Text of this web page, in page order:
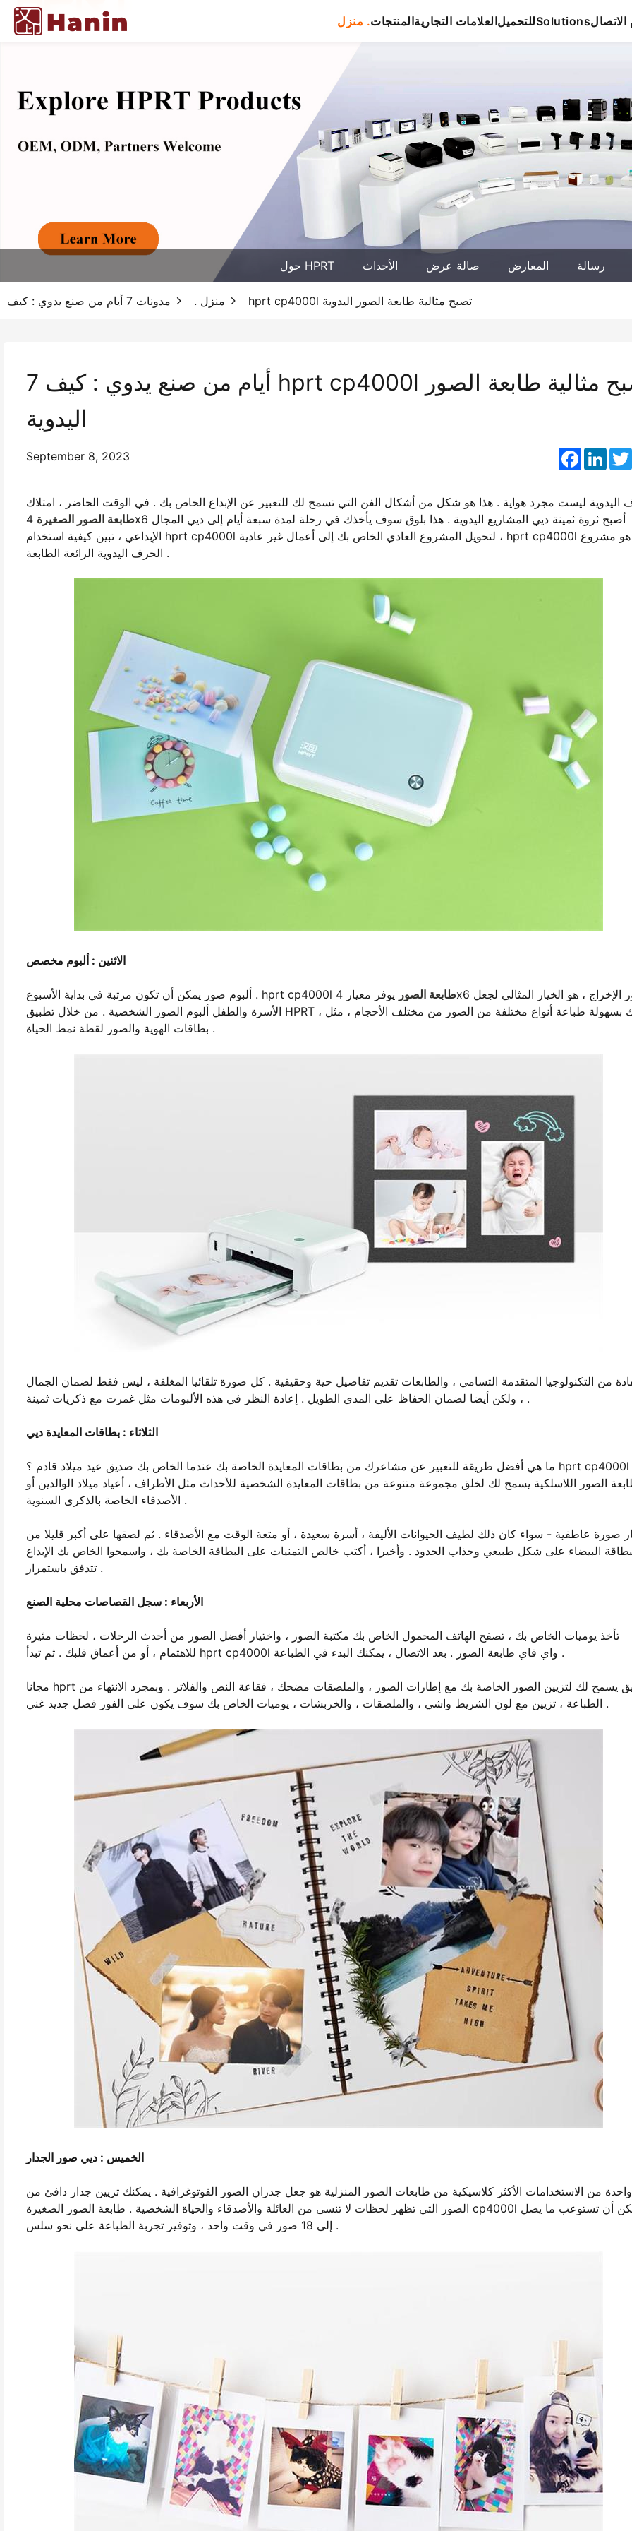
منزل .المنتجاتالعلامات التجاريةللتحميلSolutions
حول HPRT الأحداث صالة عرض المعارض رسالة
منزل . مدونات 7 أيام من صنع يدوي : كيف hprt cp4000l تصبح مثالية طابعة الصور اليدوية
7 أيام من صنع يدوي : كيف hprt cp4000l تصبح مثالية طابعة الصور
اليدوية
September 8, 2023 Facebook
اليدوية ليست مجرد هواية . هذا هو شكل من أشكال الفن التي تسمح لك للتعبير عن الإبداع الخاص بك . في الوقت الحاضر ، امتلاك
طابعة الصور الصغيرة 4x6 أصبح ثروة ثمينة ديي المشاريع اليدوية . هذا بلوق سوف يأخذك في رحلة لمدة سبعة أيام إلى ديي المجال
الإبداعي ، تبين كيفية استخدام hprt cp4000l لتحويل المشروع العادي الخاص بك إلى أعمال غير عادية ، hprt cp4000l هو مشروع
الحرف اليدوية الرائعة الطابعة .
الاثنين : ألبوم مخصص
ألبوم صور يمكن أن تكون مرتبة في بداية الأسبوع . hprt cp4000l طابعة الصور
يوفر معيار 4x6 صور الإخراج ، هو الخيار المثالي لجعل
الأسرة والطفل ألبوم الصور الشخصية . من خلال تطبيق HPRT ، يمكنك بسهولة طباعة أنواع مختلفة من الصور من مختلف الأحجام ، مثل
بطاقات الهوية والصور لقطة نمط الحياة .
من التكنولوجيا المتقدمة التسامي ، والطابعات تقديم تفاصيل حية وحقيقية . كل صورة تلقائيا المغلفة ، ليس فقط لضمان الجمال
، ولكن أيضا لضمان الحفاظ على المدى الطويل . إعادة النظر في هذه الألبومات مثل غمرت مع ذكريات ثمينة .
الثلاثاء : بطاقات المعايدة ديي
ما هي أفضل طريقة للتعبير عن مشاعرك من بطاقات المعايدة الخاصة بك عندما الخاص بك صديق عيد ميلاد قادم ؟ hprt cp4000l
الصور اللاسلكية يسمح لك لخلق مجموعة متنوعة من بطاقات المعايدة الشخصية للأحداث مثل الأطراف ، أعياد ميلاد الوالدين أو
الأصدقاء الخاصة بالذكرى السنوية .
صورة عاطفية - سواء كان ذلك لطيف الحيوانات الأليفة ، أسرة سعيدة ، أو متعة الوقت مع الأصدقاء . ثم لصقها على أكبر قليلا من
البيضاء على شكل طبيعي وجذاب الحدود . وأخيرا ، أكتب خالص التمنيات على البطاقة الخاصة بك ، واسمحوا الخاص بك الإبداع
تتدفق باستمرار .
الأربعاء : سجل القصاصات محلية الصنع
تأخذ يوميات الخاص بك ، تصفح الهاتف المحمول الخاص بك مكتبة الصور ، واختيار أفضل الصور من أحدث الرحلات ، لحظات مثيرة
للاهتمام ، أو من أعماق قلبك . ثم تبدأ hprt cp4000l واي فاي طابعة الصور . بعد الاتصال ، يمكنك البدء في الطباعة .
مجانا hprt التطبيق يسمح لك لتزيين الصور الخاصة بك مع إطارات الصور ، والملصقات مضحك ، فقاعة النص والفلاتر . وبمجرد الانتهاء من
الطباعة ، تزيين مع لون الشريط واشي ، والملصقات ، والخربشات ، يوميات الخاص بك سوف يكون على الفور فصل جديد غني .
الخميس : ديي صور الجدار
واحدة من الاستخدامات الأكثر كلاسيكية من طابعات الصور المنزلية هو جعل جدران الصور الفوتوغرافية . يمكنك تزيين جدار دافئ من
الصور التي تظهر لحظات لا تنسى من العائلة والأصدقاء والحياة الشخصية . طابعة الصور الصغيرة cp4000l يمكن أن تستوعب ما يصل
إلى 18 صور في وقت واحد ، وتوفير تجربة الطباعة على نحو سلس .